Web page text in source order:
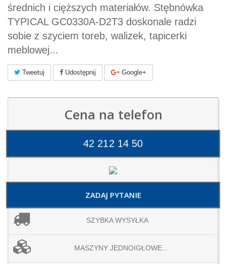
średnich i cięższych materiałów. Stębnówka
TYPICAL GC0330A-D2T3 doskonale radzi
sobie z szyciem toreb, walizek, tapicerki
meblowej...
Tweetuj Udostępnij Google+
Cena na telefon
42 212 14 50
ZADAJ PYTANIE
SZYBKA WYSYŁKA
MASZYNY JEDNOIGŁOWE...